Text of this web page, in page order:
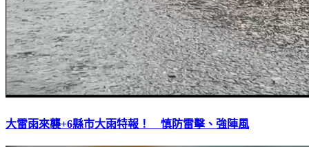
大雷雨來襲+6縣市大雨特報！ 慎防雷擊、強陣風